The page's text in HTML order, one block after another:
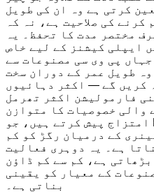
کرتی ہے وہ ان کی طویل
کی صلاحیت ہے، نہ کہ
مختصر مدت کا تحفظ۔ یہ
ایپلی کیشنز کے لیے خاص
پی وی سی مصنوعات سے
طویل عمر کے دوران سخت
کریں گے — اکثر دہائیوں
فارمولیشن اکثر تھرمل
والی خصوصیات کا متوازن
امتزاج پیش کرتے ہیں، جو PVC ذرات اور پگھلے ہوئے
کے درمیان رگڑ کو کم
ہے۔ یہ دوہری فعالیت
ہے، کم سے کم ڈاؤن
کے معیار کو یقینی
بناتی ہے۔